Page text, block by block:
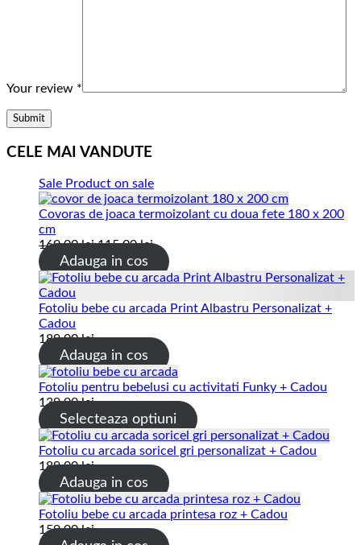
Your review *
CELE MAI VANDUTE
Sale Product on sale
Covoras de joaca termoizolant cu doua fete 180 x 200
cm
169.00lei 115.00lei
Adauga in cos
Fotoliu bebe cu arcada Print Albastru Personalizat +
Cadou
189.00lei
Adauga in cos
Fotoliu pentru bebelusi cu activitati Funky + Cadou
139.00lei
Selecteaza optiuni
Fotoliu cu arcada soricel gri personalizat + Cadou
189.00lei
Adauga in cos
Fotoliu bebe cu arcada printesa roz + Cadou
159.00lei